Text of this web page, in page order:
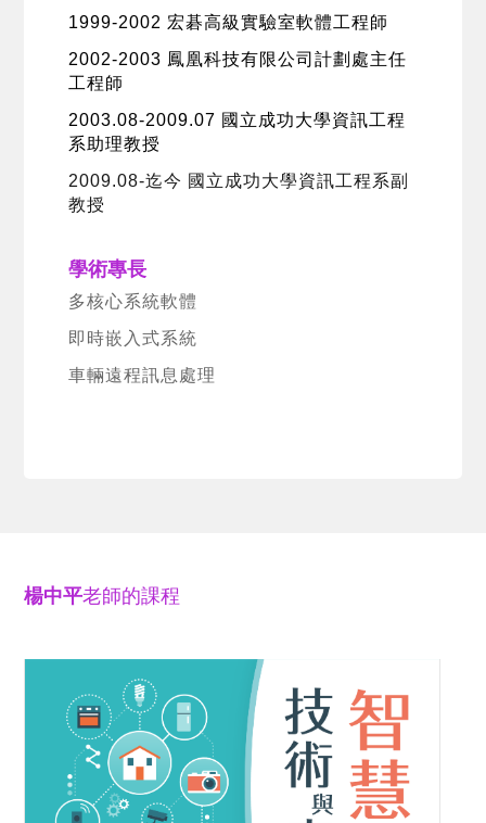
1999-2002 宏碁高級實驗室軟體工程師
2002-2003 鳳凰科技有限公司計劃處主任
工程師
2003.08-2009.07 國立成功大學資訊工程
系助理教授
2009.08-迄今 國立成功大學資訊工程系副
教授
學術專長
多核心系統軟體
即時嵌入式系統
車輛遠程訊息處理
楊中平老師的課程